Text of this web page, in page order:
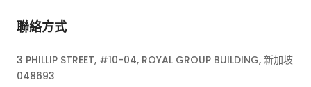
聯絡方式
3 PHILLIP STREET, #10-04, ROYAL GROUP BUILDING, 新加坡
048693